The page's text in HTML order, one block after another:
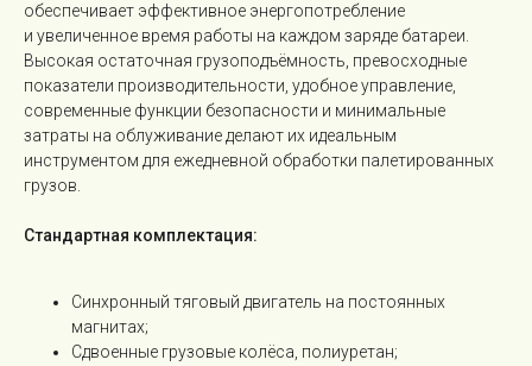
обеспечивает эффективное энергопотребление
и увеличенное время работы на каждом заряде батареи.
Высокая остаточная грузоподъёмность, превосходные
показатели производительности, удобное управление,
современные функции безопасности и минимальные
затраты на облуживание делают их идеальным
инструментом для ежедневной обработки палетированных
грузов.
Стандартная комплектация:
Синхронный тяговый двигатель на постоянных
магнитах;
Сдвоенные грузовые колёса, полиуретан;